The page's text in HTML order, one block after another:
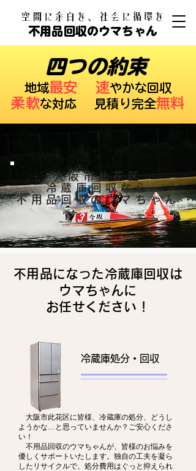
​空間に余白を、社会に循環を
不用品回収のウマちゃん
四つの約束
​地域最安 速やかな回収
柔軟な対応 ​見積り完全無料
大阪市此花区
冷蔵庫回収なら
不用品回収のウマちゃん
不用品になった冷蔵庫回収は
ウマちゃんに
お任せください！
冷蔵庫処分・回収
大阪市此花区に皆様、冷蔵庫の処分、どうし
ようかな…と思っていませんか？ご安心くださ
い！
不用品回収のウマちゃんが、皆様のお悩みを
優しくサポートいたします。独自の工夫を凝ら
したリサイクルで、処分費用はぐっと抑えられ